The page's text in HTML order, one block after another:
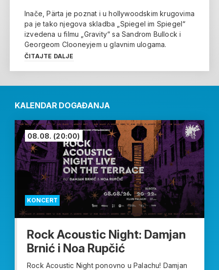
Inače, Pärta je poznat i u hollywoodskim krugovima
pa je tako njegova skladba „Spiegel im Spiegel“
izvedena u filmu „Gravity“ sa Sandrom Bullock i
Georgeom Clooneyjem u glavnim ulogama.
ČITAJTE DALJE
KALENDAR DOGAĐANJA
KONCERT
08.08. (20:00)
Rock Acoustic Night: Damjan
Brnić i Noa Rupčić
Rock Acoustic Night ponovno u Palachu! Damjan